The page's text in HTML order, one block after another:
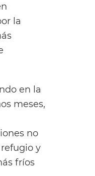
la
en la
meses,
no
y
fríos